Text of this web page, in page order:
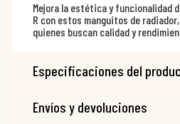
Mejora la estética y funcionalidad
R con estos manguitos de
quienes buscan calidad y
Especificaciones del
Envíos y devoluciones